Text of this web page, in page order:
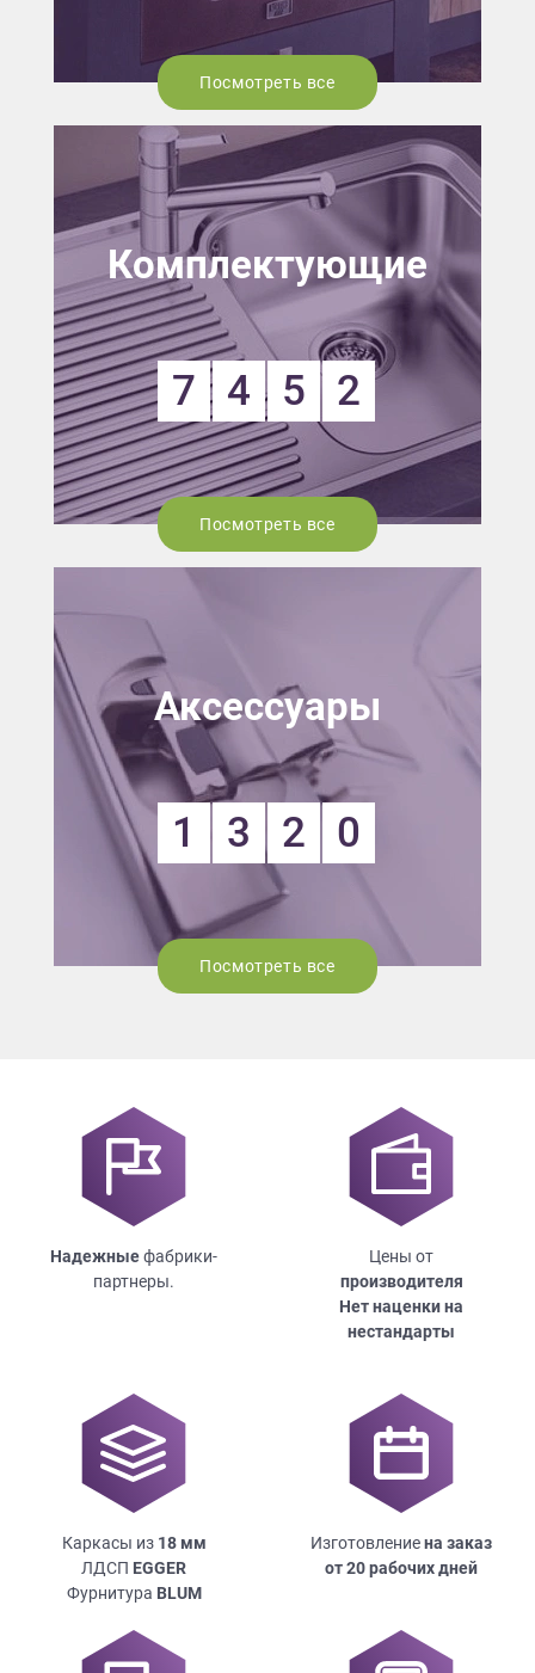
Посмотреть все
Комплектующие
7 4 5 2
Посмотреть все
Аксессуары
1 3 2 0
Посмотреть все
Надежныефабрики-
партнеры.
Цены от
производителя
Нет наценки на
нестандарты
Каркасы из 18мм
ЛДСП EGGER
Фурнитура BLUM
Изготовлениена заказ
от 20 рабочих дней